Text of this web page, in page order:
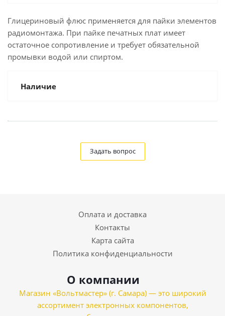
Глицериновый флюс применяется для пайки элементов
радиомонтажа. При пайке печатных плат имеет
остаточное сопротивление и требует обязательной
промывки водой или спиртом.
Наличие
Задать вопрос
Оплата и доставка
Контакты
Карта сайта
Политика конфиденциальности
О компании
Магазин «Вольтмастер» (г. Самара) — это широкий
ассортимент электронных компонентов,